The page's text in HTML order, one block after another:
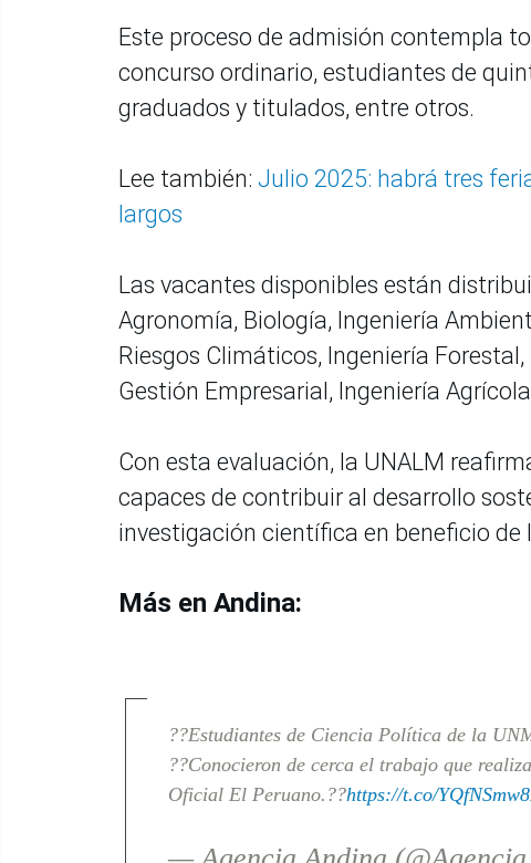
Este proceso de admisión contempla
concurso ordinario, estudiantes de
graduados y titulados, entre otros.
Lee también: Julio 2025: habrá tres
largos
Las vacantes disponibles están
Agronomía, Biología, Ingeniería
Riesgos Climáticos, Ingeniería
Gestión Empresarial, Ingeniería
Con esta evaluación, la UNALM
capaces de contribuir al desarrollo
investigación científica en beneficio de
Más en Andina:
??Estudiantes de Ciencia Política de la
??Conocieron de cerca el trabajo que
Oficial El Peruano.??https://t.co/